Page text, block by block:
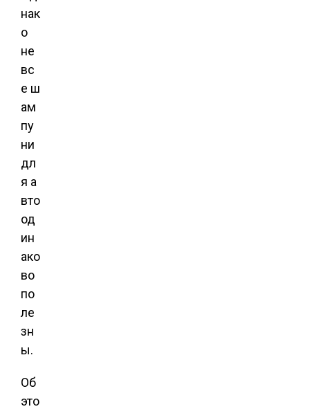
нак
о
не
вс
е ш
ам
пу
ни
дл
я а
вто
од
ин
ако
во
по
ле
зн
ы.
Об
это